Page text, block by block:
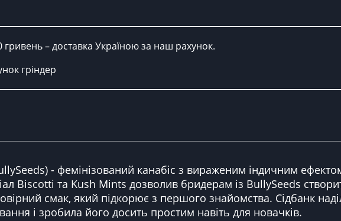
– доставка Україною за наш рахунок.
гріндер
- фемінізований канабіс з вираженим індичним
Biscotti та Kush Mints дозволив бридерам із BullySeeds
смак, який підкорює з першого знайомства. Сідбанк
і зробила його досить простим навіть для новачків.